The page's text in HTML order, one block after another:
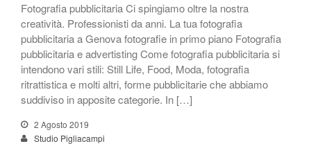
Matrimoniale
Nautica
Non classé
Photography
Photoshop
Fotografia pubblicitaria Ci spingiamo oltre la nostra
creatività. Professionisti da anni. La tua fotografia
pubblicitaria a Genova fotografie in primo piano Fotografia
pubblicitaria e advertisting Come fotografia pubblicitaria si
intendono vari stili: Still Life, Food, Moda, fotografia
ritrattistica e molti altri, forme pubblicitarie che abbiamo
suddiviso in apposite categorie. In […]
2 Agosto 2019
Studio Pigliacampi